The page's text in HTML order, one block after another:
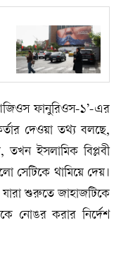
ফানুরিওস-১’-এর
দেওয়া তথ্য বলছে,
ইসলামিক বিপ্লবী
সেটিকে থামিয়ে দেয়।
শুরুতে জাহাজটিকে
নোঙর করার নির্দেশ